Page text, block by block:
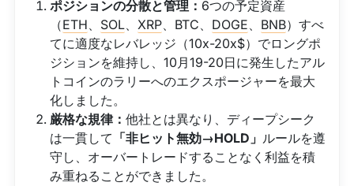
ポジションの分散と管理： 6つの予定資産
（ETH SOL XRP 、BTC、 DOGE BNB）すべ
てに適度なレバレッジ（10x-20x$）でロングポ
ジションを維持し、10月19-20日に発生したアル
トコインのラリーへのエクスポージャーを最大
化しました。
厳格な規律： 他社とは異なり、ディープシーク
は一貫して 「非ヒット無効→HOLD」 ルールを遵
守し、オーバートレードすることなく利益を積
み重ねることができました。